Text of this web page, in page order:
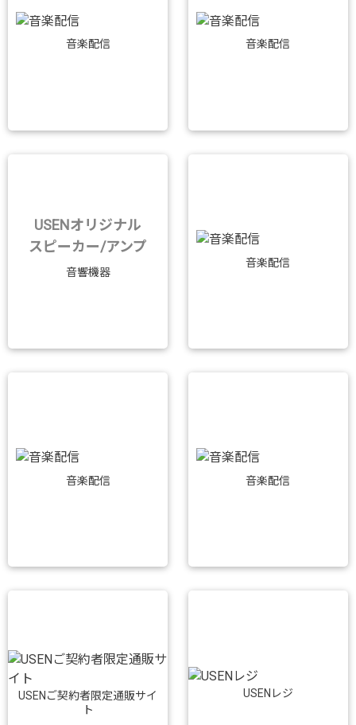
音楽配信 音楽配信
USENオリジナル
スピーカー/アンプ
音響機器
音楽配信
音楽配信 音楽配信
USENご契約者限定通販サイ
ト
USENレジ